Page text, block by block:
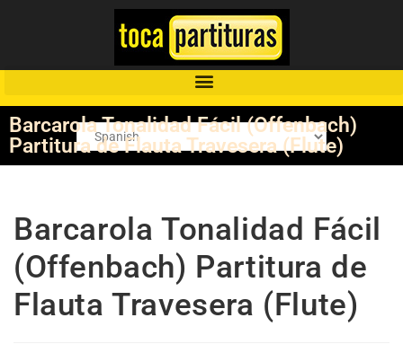
Barcarola Tonalidad Fácil (Offenbach)
Partitura de Flauta Travesera (Flute)
Barcarola Tonalidad Fácil
(Offenbach) Partitura de
Flauta Travesera (Flute)